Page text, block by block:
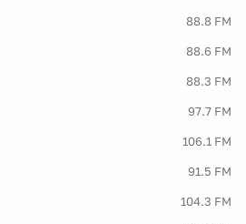
88.8 FM
88.6 FM
88.3 FM
97.7 FM
106.1 FM
91.5 FM
104.3 FM